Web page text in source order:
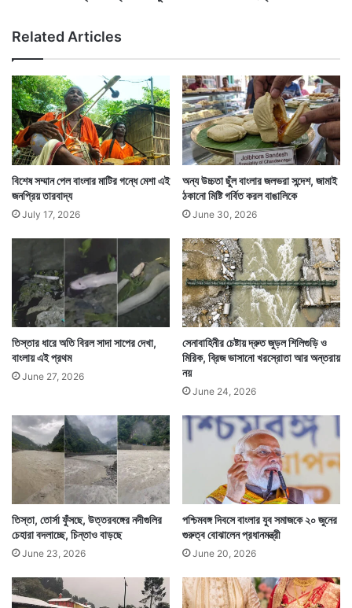
ত
২
৪
ত্ম
ঘা
তী
বা
ঙা
লি
ছা
ত্র
Related Articles
বিশেষ সম্মান পেল বাংলার মাটির গন্ধে মেশা এই
জনপ্রিয় তারবাদ্য
July 17, 2026
অন্য উচ্চতা ছুঁল বাংলার জলভরা সন্দেশ, জামাই
ঠকানো মিষ্টি গর্বিত করল বাঙালিকে
June 30, 2026
তিস্তার ধারে অতি বিরল সাদা সাপের দেখা,
বাংলায় এই প্রথম
June 27, 2026
সেনাবাহিনীর চেষ্টায় দ্রুত জুড়ল শিলিগুড়ি ও
মিরিক, ব্রিজ ভাসানো খরস্রোতা আর অন্তরায়
নয়
June 24, 2026
তিস্তা, তোর্সা ফুঁসছে, উত্তরবঙ্গের নদীগুলির
চেহারা বদলাচ্ছে, চিন্তাও বাড়ছে
June 23, 2026
পশ্চিমবঙ্গ দিবসে বাংলার যুব সমাজকে ২০ জুনের
গুরুত্ব বোঝালেন প্রধানমন্ত্রী
June 20, 2026